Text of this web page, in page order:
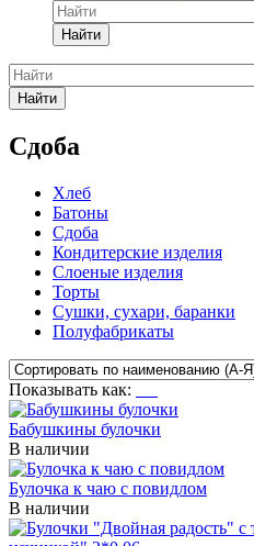
Найти
Найти
Сдоба
Хлеб
Батоны
Сдоба
Кондитерские изделия
Слоеные изделия
Торты
Сушки, сухари, баранки
Полуфабрикаты
Показывать как:
Бабушкины булочки
В наличии
Булочка к чаю с повидлом
В наличии